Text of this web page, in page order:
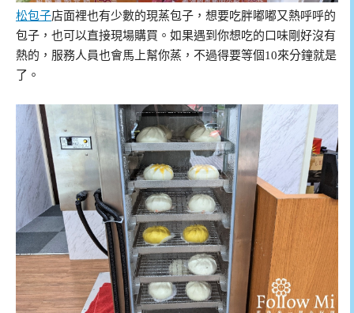
松包子店面裡也有少數的現蒸包子，想要吃胖嘟嘟又熱呼呼的
包子，也可以直接現場購買。如果遇到你想吃的口味剛好沒有
熱的，服務人員也會馬上幫你蒸，不過得要等個10來分鐘就是
了。